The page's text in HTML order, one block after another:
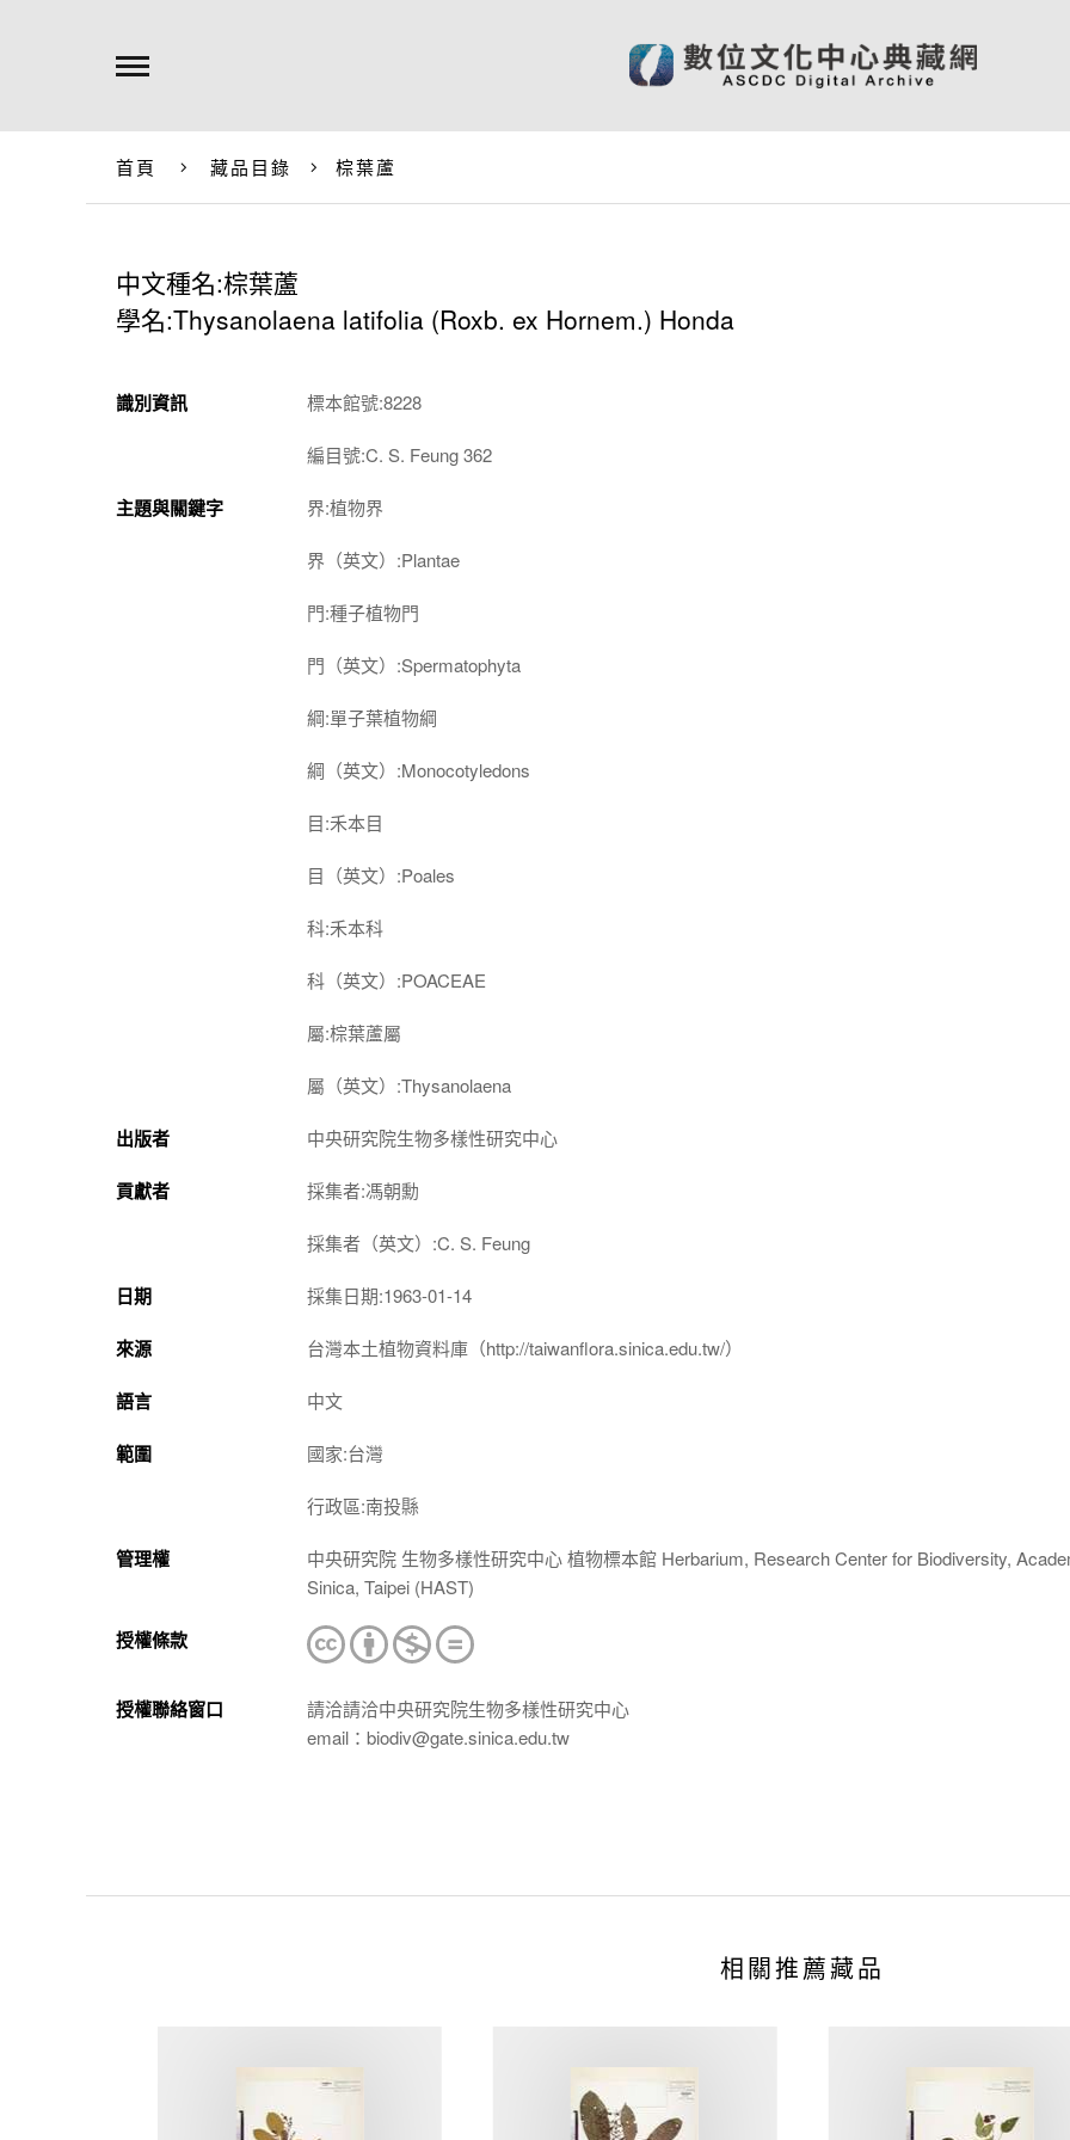
首頁 藏品目錄 棕葉蘆
中文種名:棕葉蘆
學名:Thysanolaena latifolia (Roxb. ex Hornem.) Honda
識別資訊 標本館號:8228
編目號:C. S. Feung 362
主題與關鍵字 界:植物界
界（英文）:Plantae
門:種子植物門
門（英文）:Spermatophyta
綱:單子葉植物綱
綱（英文）:Monocotyledons
目:禾本目
目（英文）:Poales
科:禾本科
科（英文）:POACEAE
屬:棕葉蘆屬
屬（英文）:Thysanolaena
出版者 中央研究院生物多樣性研究中心
貢獻者 採集者:馮朝勳
採集者（英文）:C. S. Feung
日期 採集日期:1963-01-14
來源 台灣本土植物資料庫（http://taiwanflora.sinica.edu.tw/）
語言 中文
範圍 國家:台灣
行政區:南投縣
管理權
中央研究院 生物多樣性研究中心 植物標本館 Herbarium, Research Center for Biodiversity,
Sinica, Taipei (HAST)
授權條款
授權聯絡窗口
請洽請洽中央研究院生物多樣性研究中心
email：biodiv@gate.sinica.edu.tw
相關推薦藏品